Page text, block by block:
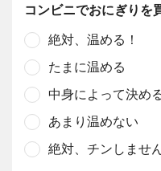
コンビニでおにぎりを
絶対、温める！
たまに温める
中身によって決め
あまり温めない
絶対、チンしませ